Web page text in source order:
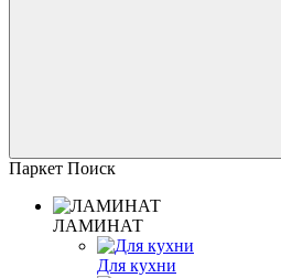
Паркет Поиск
ЛАМИНАТ
Для кухни